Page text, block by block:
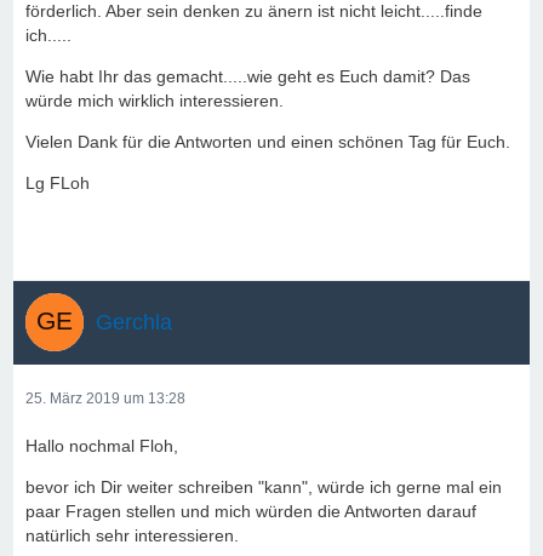
förderlich. Aber sein denken zu änern ist nicht leicht.....finde
ich.....
Wie habt Ihr das gemacht.....wie geht es Euch damit? Das
würde mich wirklich interessieren.
Vielen Dank für die Antworten und einen schönen Tag für Euch.
Lg FLoh
Gerchla
25. März 2019 um 13:28
Hallo nochmal Floh,
bevor ich Dir weiter schreiben "kann", würde ich gerne mal ein
paar Fragen stellen und mich würden die Antworten darauf
natürlich sehr interessieren.